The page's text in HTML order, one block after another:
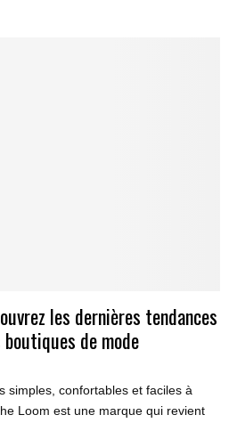
les dernières tendances
de mode
simples, confortables et faciles à
Loom est une marque qui revient